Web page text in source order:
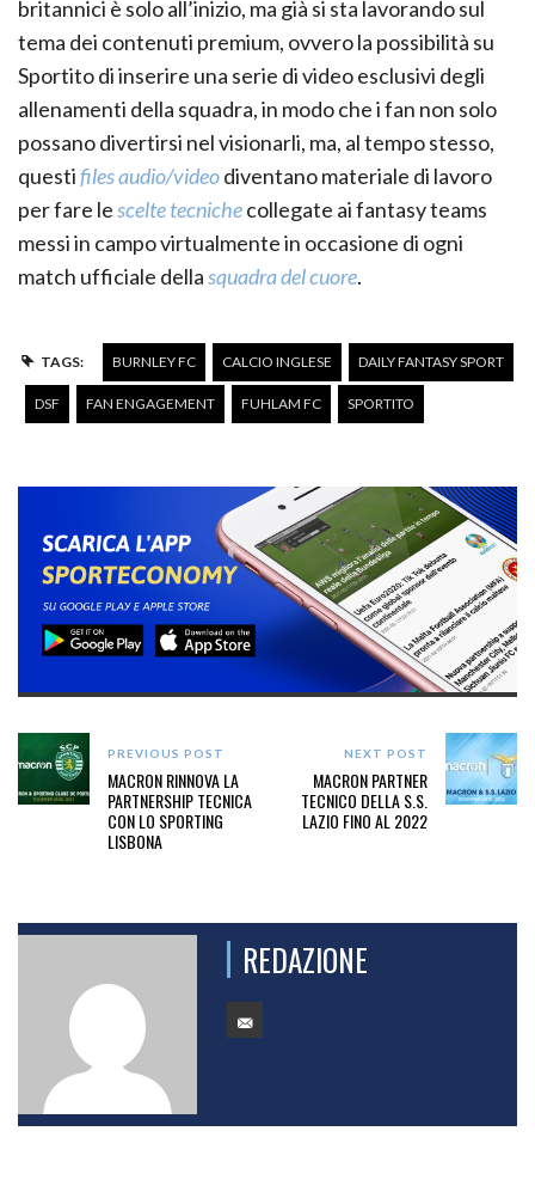
britannici è solo all’inizio, ma già si sta lavorando sul
tema dei contenuti premium, ovvero la possibilità su
Sportito di inserire una serie di video esclusivi degli
allenamenti della squadra, in modo che i fan non solo
possano divertirsi nel visionarli, ma, al tempo stesso,
questifiles audio/videodiventano materiale di lavoro
per fare lescelte tecnichecollegate ai fantasy teams
messi in campo virtualmente in occasione di ogni
match ufficiale dellasquadra del cuore.
TAGS: BURNLEY FC CALCIO INGLESE DAILY FANTASY SPORT
DSF FAN ENGAGEMENT FUHLAM FC SPORTITO
PREVIOUS POST
MACRON RINNOVA LA
PARTNERSHIP TECNICA
CON LO SPORTING
LISBONA
NEXT POST
MACRON PARTNER
TECNICO DELLA S.S.
LAZIO FINO AL 2022
REDAZIONE